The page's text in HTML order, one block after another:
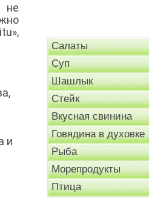
не
и
Салаты
Суп
Шашлык
Стейк
Вкусная свинина
Говядина в духовке
Рыба
Морепродукты
Птица